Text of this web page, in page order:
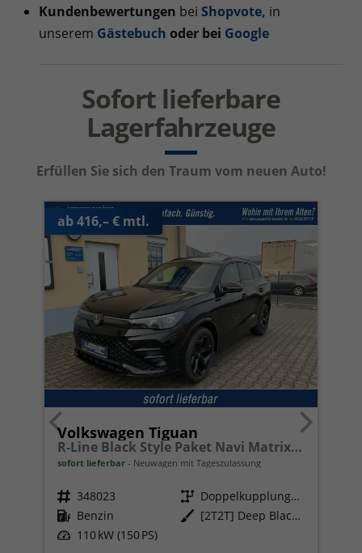
Kundenbewertungen bei Shopvote, in
unserem Gästebuch oder bei Google
Sofort lieferbare
Lagerfahrzeuge
Erfüllen Sie sich den Traum vom neuen Auto!
ab 416,– € mtl.
Volkswagen Tiguan
R-Line Black Style Paket Navi Matrix-LED ACC
sofort lieferbar Neuwagen mit Tageszulassung
Fahrzeugnr. 348023 Getriebe
Doppelkupplungsgetriebe (DSG)
Kraftstoff Benzin Außenfarbe
[2T2T] Deep Black Perleffekt
Leistung 110 kW (150 PS)